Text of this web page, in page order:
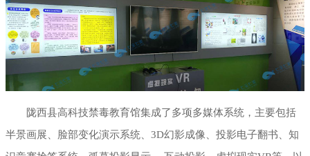
陇西县高科技禁毒教育馆集成了多项多媒体系统，主要包括
半景画展、脸部变化演示系统、3D幻影成像、投影电子翻书、知